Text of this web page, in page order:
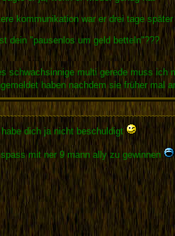
kommunikation war er drei tage
dein "pausenlos um geld betteln"???
schwachsinnige multi gerede muss ich
haben nachdem sie früher mal
dich ja nicht beschuldigt
mit ner 9 mann ally zu gewinnen